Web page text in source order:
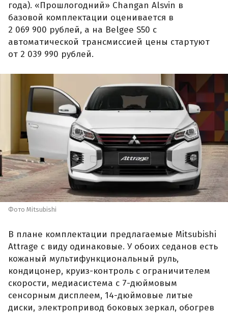
года). «Прошлогодний» Changan Alsvin в
базовой комплектации оценивается в
2 069 900 рублей, а на Belgee S50 с
автоматической трансмиссией цены стартуют
от 2 039 990 рублей.
Фото Mitsubishi
В плане комплектации предлагаемые Mitsubishi
Attrage с виду одинаковые. У обоих седанов есть
кожаный мультифункциональный руль,
кондицонер, круиз-контроль с ограничителем
скорости, медиасистема с 7-дюймовым
сенсорным дисплеем, 14-дюймовые литые
диски, электропривод боковых зеркал, обогрев